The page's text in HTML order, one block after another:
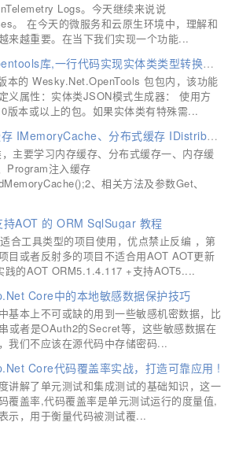
Logs。今天继续来说说
。 在今天的微服务和云原生环境中，理解和
来越重要。在当下我们实现一个功能...
使用Wesky.Net.Opentools库,一行代码实现实体类类型转换为Json格式字符串
本的 Wesky.Net.OpenTools 包包内，该功能
义属性：实体类JSON模式生成器： 使用方
版本或以上的包。如果实体类有特殊需...
.NET 缓存：内存缓存 IMemoryCache、分布式缓存 IDistributedCache（Redis）
主要学习内存缓存、分布式缓存一、内存缓
Program注入缓存
、相关方法及参数Get、
AOT 的 ORM SqlSugar 教程
合工具类型的项目使用，优点禁止反编 ，第
目或者反射多的项目不适合用AOT AOT更新
践的AOT ORM5.1.4.117 +支持AOT5....
Core中的本地敏感数据保护技巧
基本上不可或缺的用到一些敏感机密数据，比
或者是OAuth2的Secret等，这些敏感数据在
我们不应该在源代码中存储密码...
Core代码覆盖率实战，打造可靠应用 !
讲解了单元测试和集成测试的基础知识，这一
覆盖率,代码覆盖率是单元测试运行的度量值,
示，用于衡量代码被测试覆...